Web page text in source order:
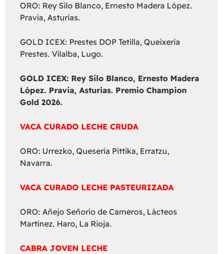
ORO: Rey Silo Blanco, Ernesto Madera López.
Pravia, Asturias.
GOLD ICEX: Prestes DOP Tetilla, Queixería
Prestes. Vilalba, Lugo.
GOLD ICEX: Rey Silo Blanco, Ernesto Madera
López. Pravia, Asturias. Premio Champion
Gold 2026.
VACA CURADO LECHE CRUDA
ORO: Urrezko, Quesería Pittika, Erratzu,
Navarra.
VACA CURADO LECHE PASTEURIZADA
ORO: Añejo Señorío de Cameros, Lácteos
Martínez. Haro, La Rioja.
CABRA JOVEN LECHE